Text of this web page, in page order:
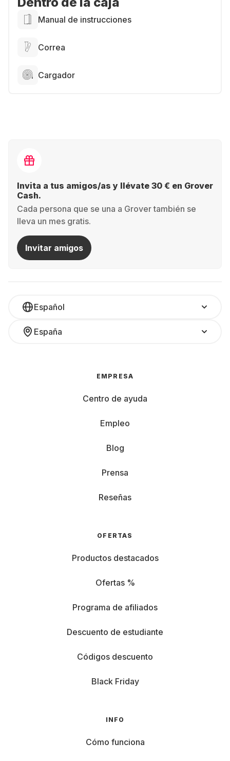
Manual de instrucciones
Correa
Cargador
Invita a tus amigos/as y llévate 30 € en Grover
Cash.
Cada persona que se una a Grover también se
lleva un mes gratis.
Invitar amigos
Español
España
EMPRESA
Centro de ayuda
Empleo
Blog
Prensa
Reseñas
OFERTAS
Productos destacados
Ofertas %
Programa de afiliados
Descuento de estudiante
Códigos descuento
Black Friday
INFO
Cómo funciona